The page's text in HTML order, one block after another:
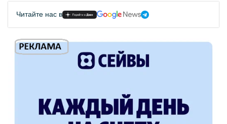
Читайте нас в